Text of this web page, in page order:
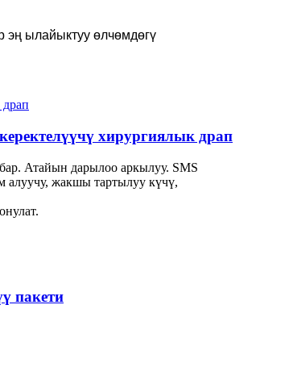
эң ылайыктуу өлчөмдөгү
хирургиялык драп
Атайын дарылоо аркылуу. SMS
алуучу, жакшы тартылуу күчү,
пакети